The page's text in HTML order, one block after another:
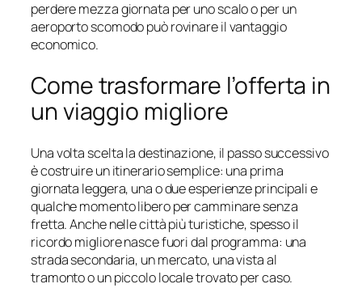
perdere mezza giornata per uno scalo o per un
aeroporto scomodo può rovinare il vantaggio
economico.
Come trasformare l’offerta in
un viaggio migliore
Una volta scelta la destinazione, il passo successivo
è costruire un itinerario semplice: una prima
giornata leggera, una o due esperienze principali e
qualche momento libero per camminare senza
fretta. Anche nelle città più turistiche, spesso il
ricordo migliore nasce fuori dal programma: una
strada secondaria, un mercato, una vista al
tramonto o un piccolo locale trovato per caso.